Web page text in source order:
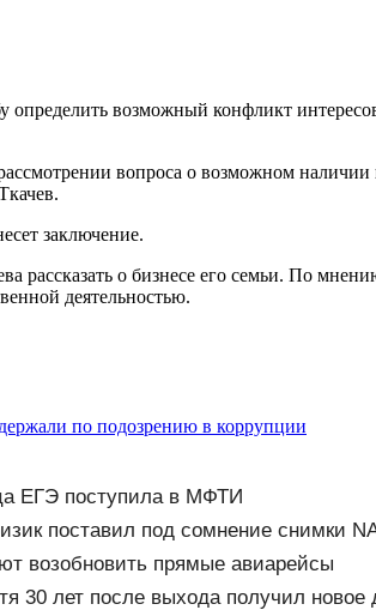
возможный конфликт
вопроса о возможном
заключение.
о бизнесе его семьи. По
деятельностью.
по подозрению в коррупции
ЕГЭ поступила в МФТИ
поставил под сомнение снимки
возобновить прямые авиарейсы
30 лет после выхода получил новое